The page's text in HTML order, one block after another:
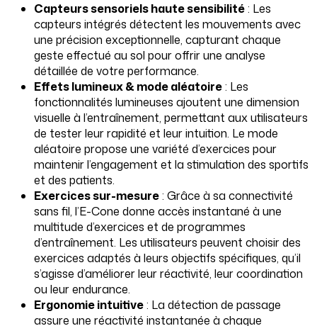
Capteurs sensoriels haute sensibilité: Les
capteurs intégrés détectent les mouvements avec
une précision exceptionnelle, capturant chaque
geste effectué au sol pour offrir une analyse
détaillée de votre performance.
Effets lumineux & mode aléatoire: Les
fonctionnalités lumineuses ajoutent une dimension
visuelle à l’entraînement, permettant aux utilisateurs
de tester leur rapidité et leur intuition. Le mode
aléatoire propose une variété d’exercices pour
maintenir l’engagement et la stimulation des sportifs
et des patients.
Exercices sur-mesure: Grâce à sa connectivité
sans fil, l’E-Cone donne accès instantané à une
multitude d’exercices et de programmes
d’entraînement. Les utilisateurs peuvent choisir des
exercices adaptés à leurs objectifs spécifiques, qu’il
s’agisse d’améliorer leur réactivité, leur coordination
ou leur endurance.
Ergonomie intuitive: La détection de passage
assure une réactivité instantanée à chaque